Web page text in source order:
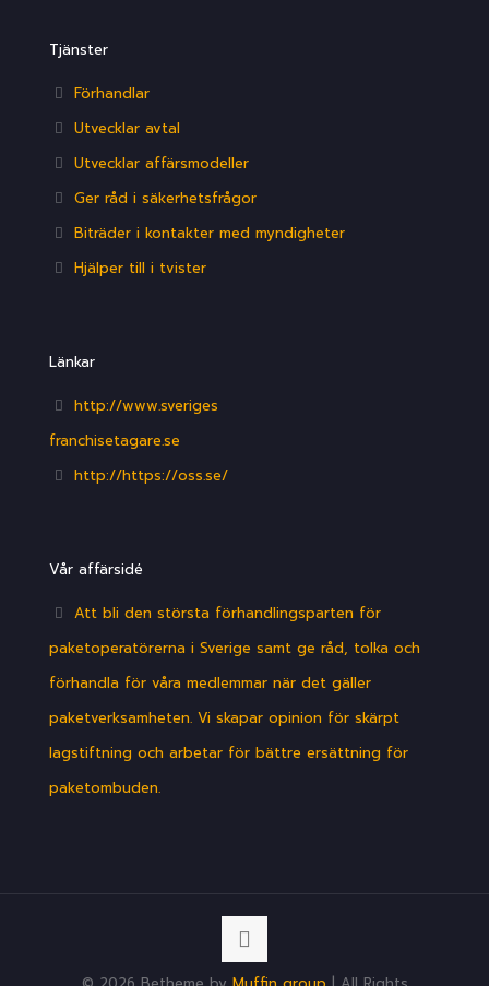
Tjänster
Förhandlar
Utvecklar avtal
Utvecklar affärsmodeller
Ger råd i säkerhetsfrågor
Biträder i kontakter med myndigheter
Hjälper till i tvister
Länkar
http://www.sveriges
franchisetagare.se
http://https://oss.se/
Vår affärsidé
Att bli den största förhandlingsparten för
paketoperatörerna i Sverige samt ge råd, tolka och
förhandla för våra medlemmar när det gäller
paketverksamheten. Vi skapar opinion för skärpt
lagstiftning och arbetar för bättre ersättning för
paketombuden.